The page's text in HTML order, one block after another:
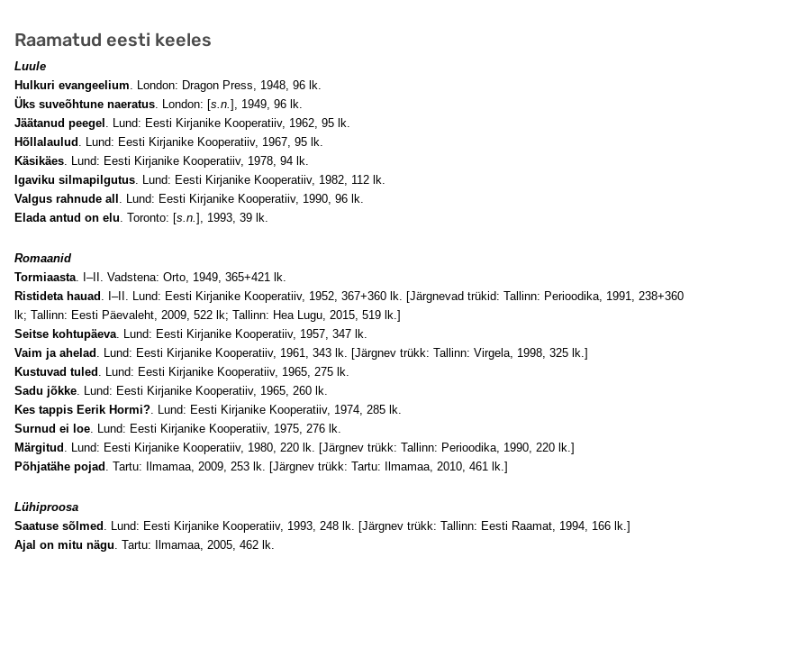
Raamatud eesti keeles
Luule
Hulkuri evangeelium. London: Dragon Press, 1948, 96 lk.
Üks suveõhtune naeratus. London: [s.n.], 1949, 96 lk.
Jäätanud peegel . Lund: Eesti Kirjanike Kooperatiiv, 1962, 95 lk.
Hõllalaulud . Lund: Eesti Kirjanike Kooperatiiv, 1967, 95 lk.
Käsikäes. Lund: Eesti Kirjanike Kooperatiiv, 1978, 94 lk.
Igaviku silmapilgutus. Lund: Eesti Kirjanike Kooperatiiv, 1982, 112 lk.
Valgus rahnude all . Lund: Eesti Kirjanike Kooperatiiv, 1990, 96 lk.
Elada antud on elu. Toronto: [s.n.], 1993, 39 lk.
Romaanid
Tormiaasta. I–II. Vadstena: Orto, 1949, 365+421 lk.
Ristideta hauad . I–II. Lund: Eesti Kirjanike Kooperatiiv, 1952, 367+360 lk. [Järgnevad trükid: Tallinn: Perioodika, 1991, 238+360
lk; Tallinn: Eesti Päevaleht, 2009, 522 lk; Tallinn: Hea Lugu, 2015, 519 lk.]
Seitse kohtupäeva. Lund: Eesti Kirjanike Kooperatiiv, 1957, 347 lk.
Vaim ja ahelad . Lund: Eesti Kirjanike Kooperatiiv, 1961, 343 lk. [Järgnev trükk: Tallinn: Virgela, 1998, 325 lk.]
Kustuvad tuled . Lund: Eesti Kirjanike Kooperatiiv, 1965, 275 lk.
Sadu jõkke. Lund: Eesti Kirjanike Kooperatiiv, 1965, 260 lk.
Kes tappis Eerik Hormi?. Lund: Eesti Kirjanike Kooperatiiv, 1974, 285 lk.
Surnud ei loe. Lund: Eesti Kirjanike Kooperatiiv, 1975, 276 lk.
Märgitud . Lund: Eesti Kirjanike Kooperatiiv, 1980, 220 lk. [Järgnev trükk: Tallinn: Perioodika, 1990, 220 lk.]
Põhjatähe pojad . Tartu: Ilmamaa, 2009, 253 lk. [Järgnev trükk: Tartu: Ilmamaa, 2010, 461 lk.]
Lühiproosa
Saatuse sõlmed . Lund: Eesti Kirjanike Kooperatiiv, 1993, 248 lk. [Järgnev trükk: Tallinn: Eesti Raamat, 1994, 166 lk.]
Ajal on mitu nägu. Tartu: Ilmamaa, 2005, 462 lk.